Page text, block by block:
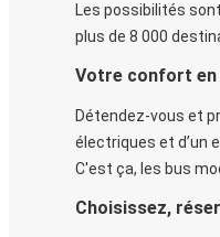
Les possibilités
plus de 8 000
Votre confort en
Détendez-vous et
électriques et d’un
C'est ça, les bus
Choisissez,